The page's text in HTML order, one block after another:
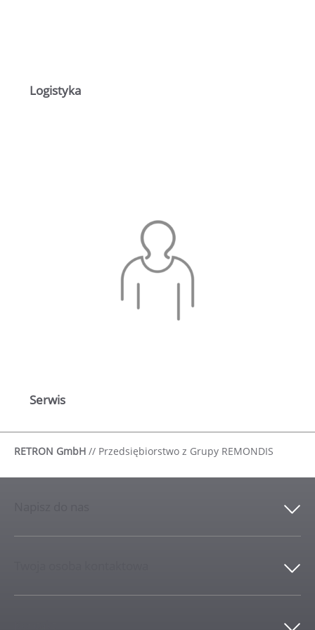
Logistyka
Serwis
RETRON GmbH // Przedsiębiorstwo z Grupy REMONDIS